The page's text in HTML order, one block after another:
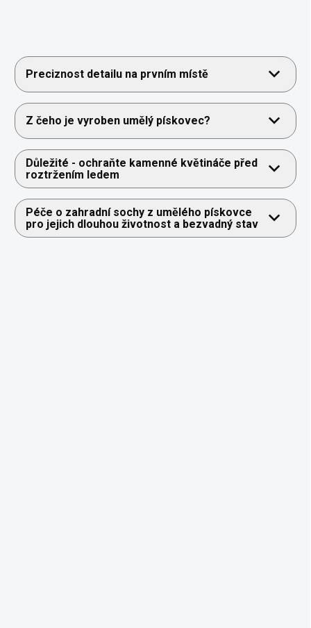
Preciznost detailu na prvním místě
Z čeho je vyroben umělý pískovec?
Důležité - ochraňte kamenné květináče před
roztržením ledem
Péče o zahradní sochy z umělého pískovce
pro jejich dlouhou životnost a bezvadný stav